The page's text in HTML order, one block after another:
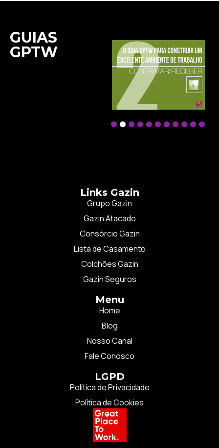
GUIAS
GPTW
4 5 6 7 8 9 1011
Links Gazin
Grupo Gazin
Gazin Atacado
Consórcio Gazin
Lista de Casamento
Colchões Gazin
Gazin Seguros
Menu
Home
Blog
Nosso Canal
Fale Conosco
LGPD
Política de Privacidade
Política de Cookies